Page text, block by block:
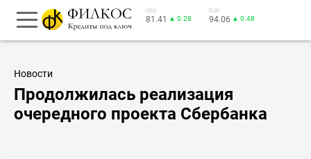
USD
81.41 ▲ 0.28
EUR
94.06 ▲ 0.48
Новости
Продолжилась реализация
очередного проекта Сбербанка